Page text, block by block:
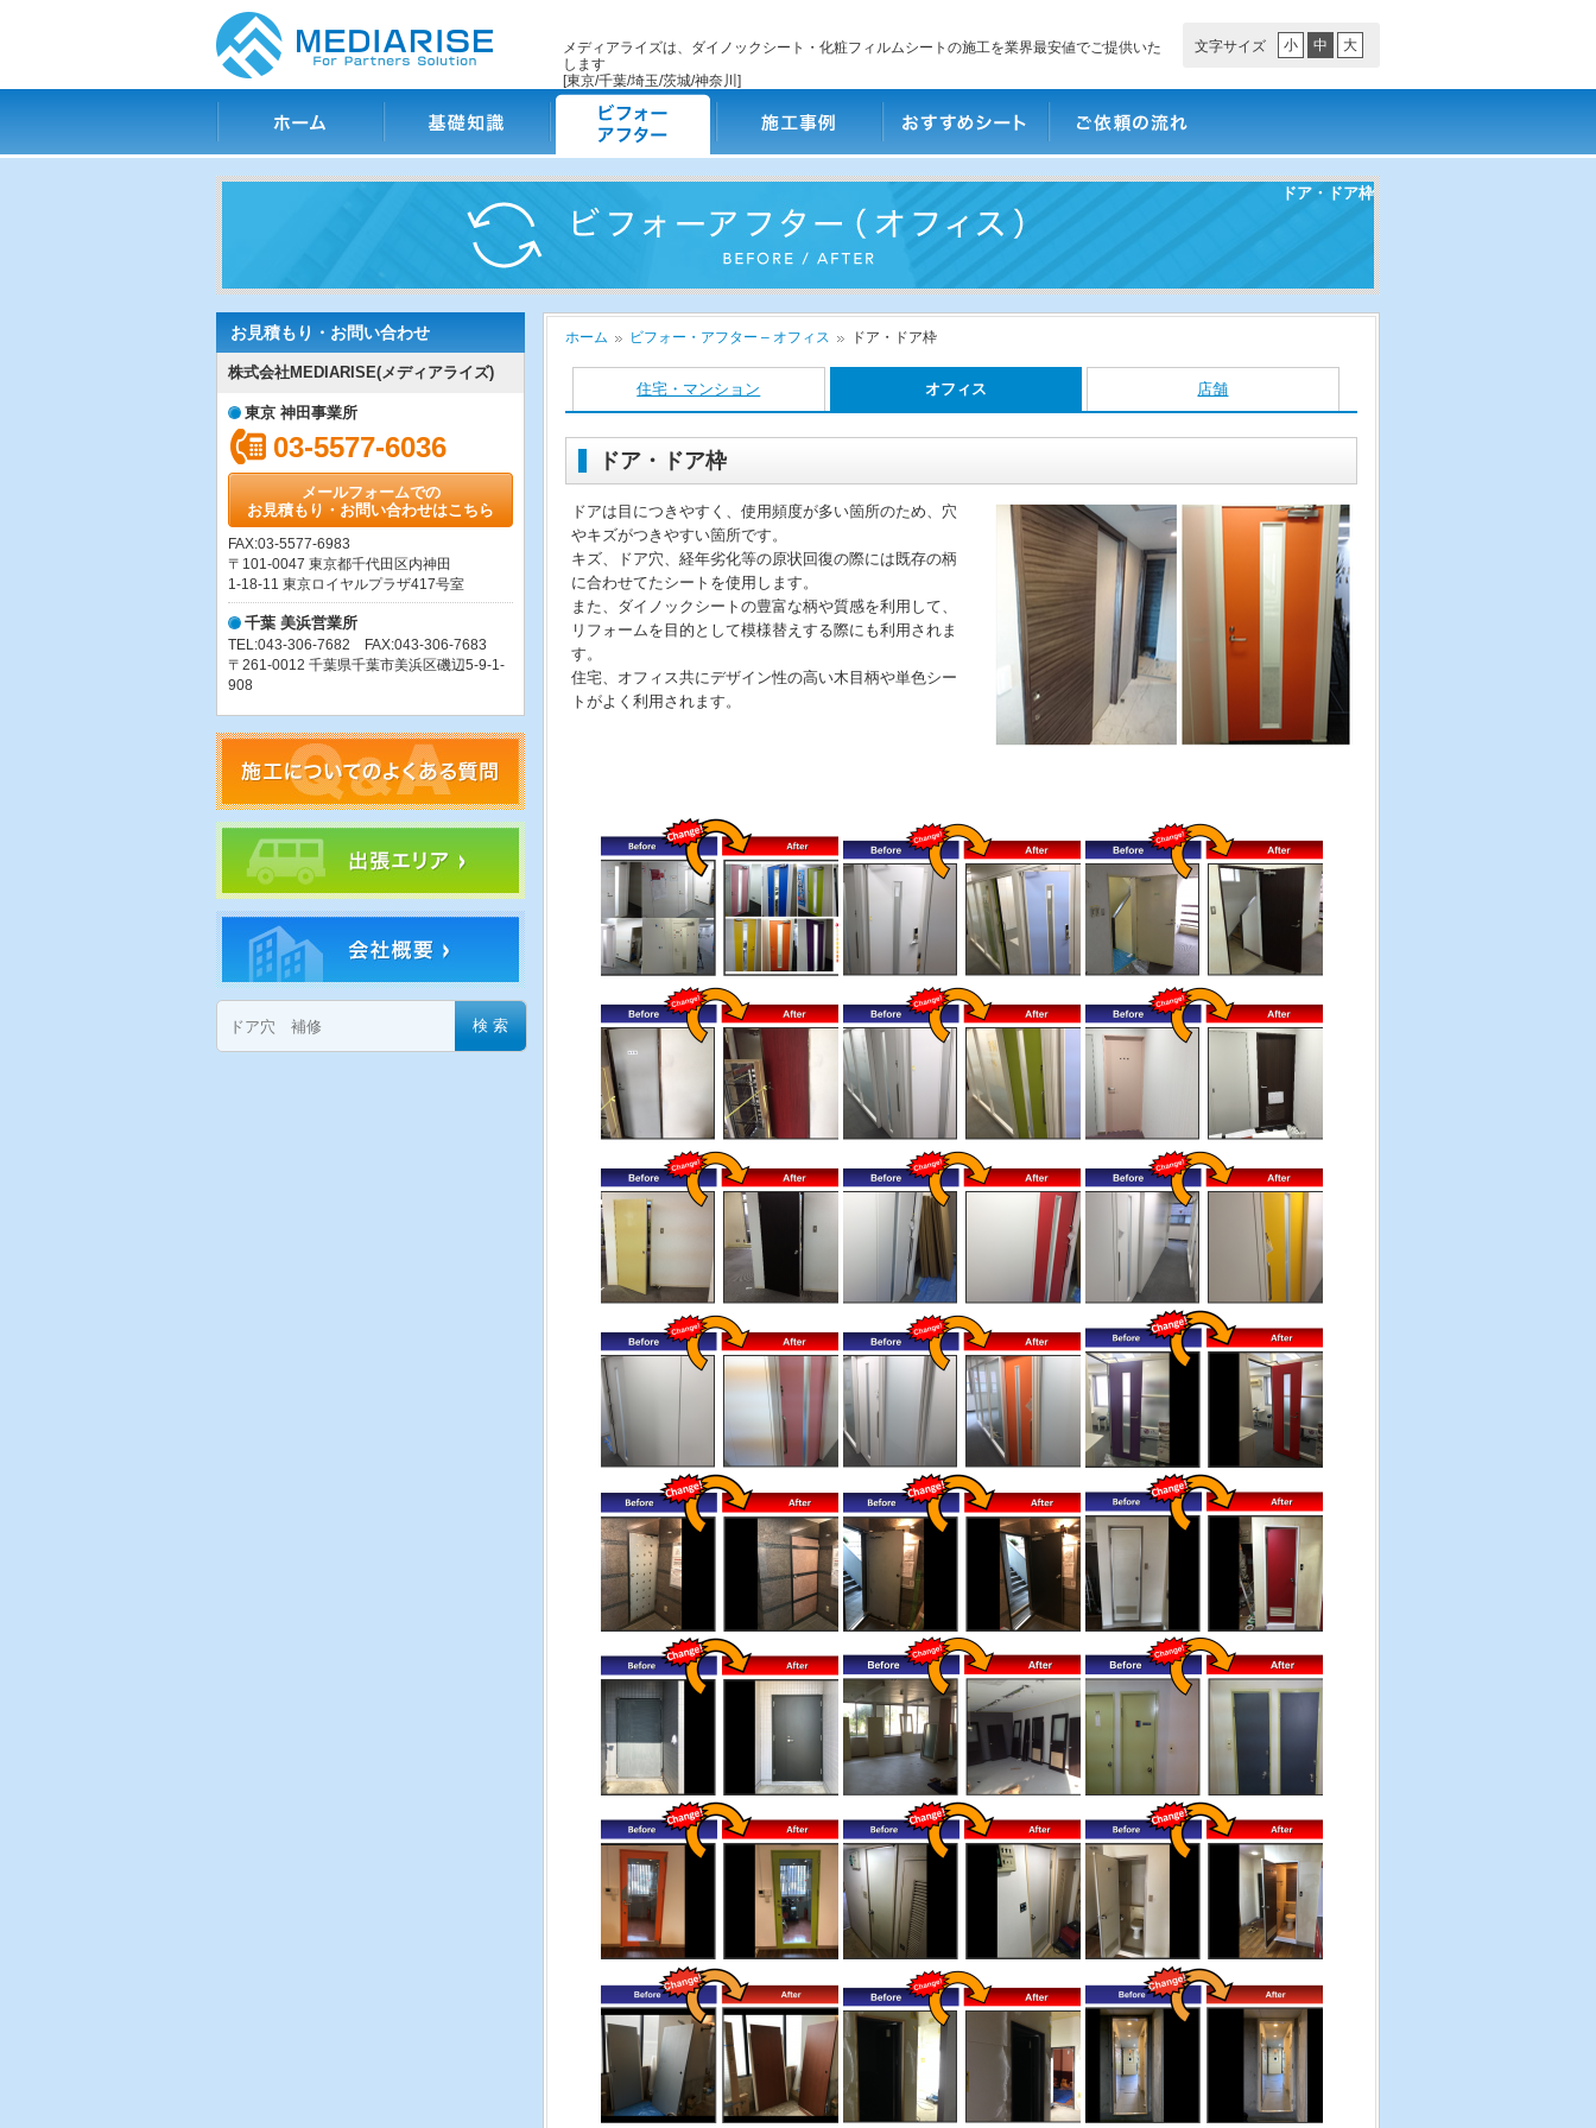
メディアライズは、ダイノックシート・化粧フィルムシートの施工を業界最安値でご提供いた
します
[東京/千葉/埼玉/茨城/神奈川]
文字サイズ 小 中 大
ホーム 基礎知識 ビフォー・アフター 施工事例 おすすめシート
ご依頼の流れ
ドア・ドア枠
お見積もり・お問い合わせ
株式会社MEDIARISE(メディアライズ)
東京 神田事業所
03-5577-6036
メールフォームでの
お見積もり・お問い合わせはこちら
FAX:03-5577-6983
〒101-0047 東京都千代田区内神田
1-18-11 東京ロイヤルプラザ417号室
千葉 美浜営業所
TEL:043-306-7682 FAX:043-306-7683
〒261-0012 千葉県千葉市美浜区磯辺5-9-1-
908
ホーム ビフォー・アフター – オフィス ドア・ドア枠
住宅・マンション オフィス 店舗
ドア・ドア枠
ドアは目につきやすく、使用頻度が多い箇所のため、穴
やキズがつきやすい箇所です。
キズ、ドア穴、経年劣化等の原状回復の際には既存の柄
に合わせてたシートを使用します。
また、ダイノックシートの豊富な柄や質感を利用して、
リフォームを目的として模様替えする際にも利用されま
す。
住宅、オフィス共にデザイン性の高い木目柄や単色シー
トがよく利用されます。